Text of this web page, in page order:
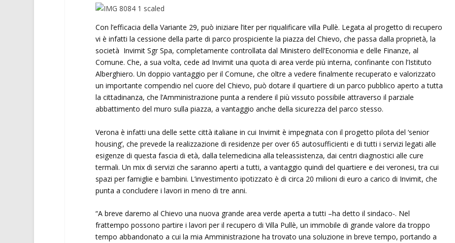
Con l’efficacia della Variante 29, può iniziare l’iter per riqualificare villa Pullè. Legata al progetto di recupero
vi è infatti la cessione della parte di parco prospiciente la piazza del Chievo, che passa dalla proprietà, la
società Invimit Sgr Spa, completamente controllata dal Ministero dell’Economia e delle Finanze, al
Comune. Che, a sua volta, cede ad Invimit una quota di area verde più interna, confinante con l’Istituto
Alberghiero. Un doppio vantaggio per il Comune, che oltre a vedere finalmente recuperato e valorizzato
un importante compendio nel cuore del Chievo, può dotare il quartiere di un parco pubblico aperto a tutta
la cittadinanza, che l’Amministrazione punta a rendere il più vissuto possibile attraverso il parziale
abbattimento del muro sulla piazza, a vantaggio anche della sicurezza del parco stesso.
Verona è infatti una delle sette città italiane in cui Invimit è impegnata con il progetto pilota del ‘senior
housing’, che prevede la realizzazione di residenze per over 65 autosufficienti e di tutti i servizi legati alle
esigenze di questa fascia di età, dalla telemedicina alla teleassistenza, dai centri diagnostici alle cure
termali. Un mix di servizi che saranno aperti a tutti, a vantaggio quindi del quartiere e dei veronesi, tra cui
spazi per famiglie e bambini. L’investimento ipotizzato è di circa 20 milioni di euro a carico di Invimit, che
punta a concludere i lavori in meno di tre anni.
“A breve daremo al Chievo una nuova grande area verde aperta a tutti –ha detto il sindaco-. Nel
frattempo possono partire i lavori per il recupero di Villa Pullè, un immobile di grande valore da troppo
tempo abbandonato a cui la mia Amministrazione ha trovato una soluzione in breve tempo, portando a